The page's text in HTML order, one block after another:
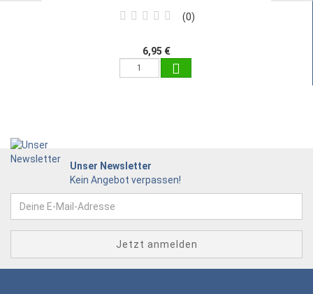
0
6,95 €
Unser Newsletter
Kein Angebot verpassen!